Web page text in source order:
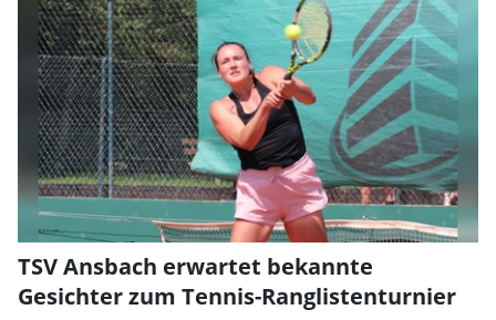
TSV Ansbach erwartet bekannte
Gesichter zum Tennis-Ranglistenturnier